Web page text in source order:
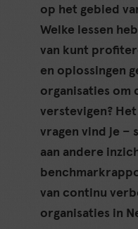
op het gebied
Welke lessen
van kunt
en oplossingen
organisaties om
verstevigen?
vragen vind je –
aan andere
van continu
organisaties in